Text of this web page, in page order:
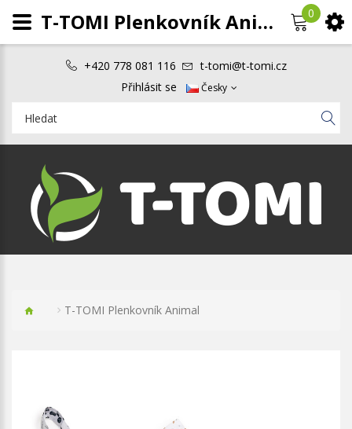
+420 778 081 116
t-tomi@t-tomi.cz
Přihlásit se
Česky
0
T-TOMI Plenkovník Animal
T-TOMI Plenkovník Animal